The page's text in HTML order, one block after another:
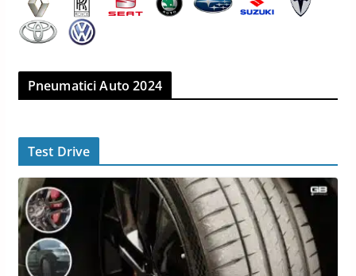
Pneumatici Auto 2024
Test Drive